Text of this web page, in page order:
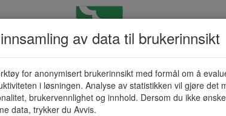
for alkohol (KF-
av data til brukerinnsikt
for anonymisert brukerinnsikt med formål om å
i løsningen. Analyse av statistikken vil gjøre det
brukervennlighet og innhold. Dersom du ikke
data, trykker du Avvis.